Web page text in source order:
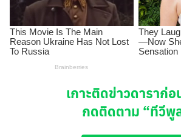
เกาะติดข่าวดาราก่อ
กดติดตาม “ทีวีพู